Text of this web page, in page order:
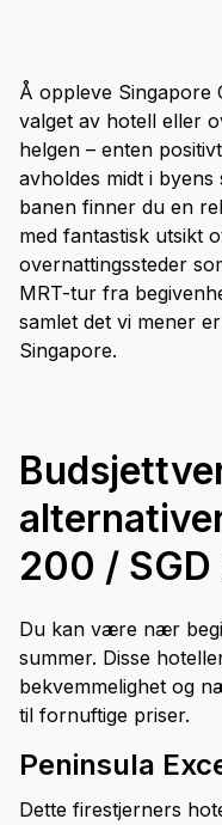
Å oppleve Singapore
valget av hotell eller
helgen – enten
avholdes midt i
banen finner du en
med fantastisk utsikt
overnattingssteder
MRT-tur fra
samlet det vi mener
Singapore.
200 /
Du kan være nær
summer. Disse
bekvemmelighet og
til fornuftige priser.
Peninsula
Dette firestjerners